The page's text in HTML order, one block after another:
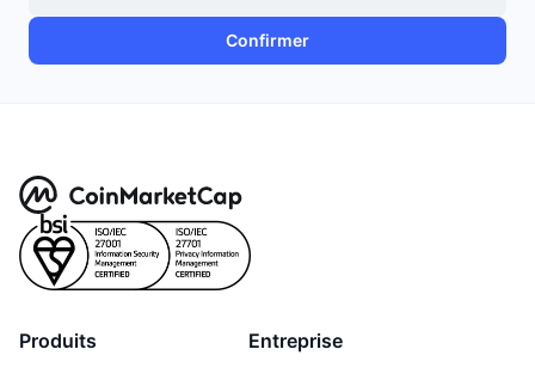
Confirmer
Produits Entreprise